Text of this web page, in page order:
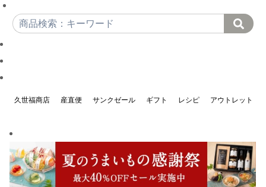
久世福商店 産直便 サンクゼール ギフト レシピ アウトレット